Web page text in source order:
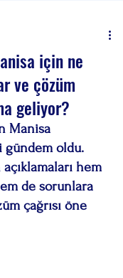
için ne
ve çözüm
geliyor?
Manisa
gündem oldu.
açıklamaları hem
de sorunlara
çağrısı öne